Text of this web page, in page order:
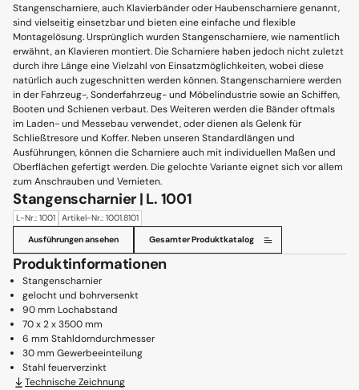
Stangenscharniere, auch Klavierbänder oder Haubenscharniere genannt,
sind vielseitig einsetzbar und bieten eine einfache und flexible
Montagelösung. Ursprünglich wurden Stangenscharniere, wie namentlich
erwähnt, an Klavieren montiert. Die Scharniere haben jedoch nicht zuletzt
durch ihre Länge eine Vielzahl von Einsatzmöglichkeiten, wobei diese
natürlich auch zugeschnitten werden können. Stangenscharniere werden
in der Fahrzeug-, Sonderfahrzeug- und Möbelindustrie sowie an Schiffen,
Booten und Schienen verbaut. Des Weiteren werden die Bänder oftmals
im Laden- und Messebau verwendet, oder dienen als Gelenk für
Schließtresore und Koffer. Neben unseren Standardlängen und
Ausführungen, können die Scharniere auch mit individuellen Maßen und
Oberflächen gefertigt werden. Die gelochte Variante eignet sich vor allem
zum Anschrauben und Vernieten.
Stangenscharnier | L. 1001
L-Nr.: 1001 Artikel-Nr.: 1001.8101
Ausführungen ansehen Gesamter Produktkatalog
Produktinformationen
Stangenscharnier
gelocht und bohrversenkt
90 mm Lochabstand
70 x 2 x 3500 mm
6 mm Stahldorndurchmesser
30 mm Gewerbeeinteilung
Stahl feuerverzinkt
Technische Zeichnung